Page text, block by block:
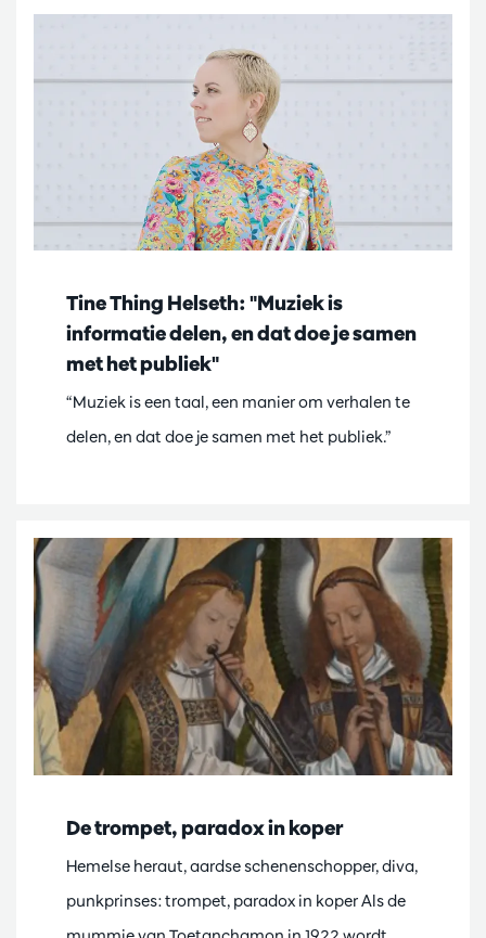
Tine Thing Helseth: "Muziek is
informatie delen, en dat doe je samen
met het publiek"
“Muziek is een taal, een manier om verhalen te
delen, en dat doe je samen met het publiek.”
De trompet, paradox in koper
Hemelse heraut, aardse schenenschopper, diva,
punkprinses: trompet, paradox in koper Als de